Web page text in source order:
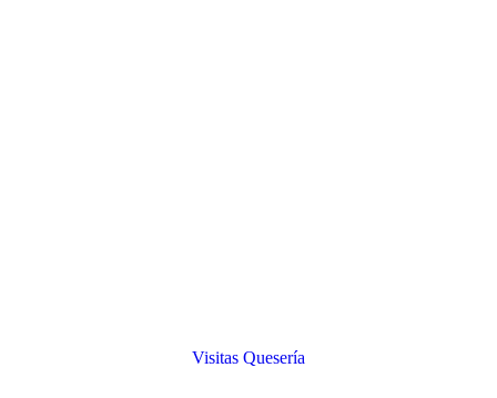
Visitas Quesería